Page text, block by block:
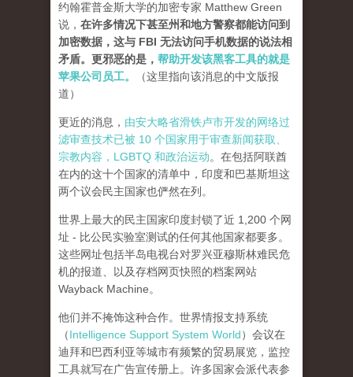
约翰霍普金斯大学的加密专家 Matthew Green
说， 在许多情况下甚至州和地方警察都能访问到
加密数据，这与 FBI 无法访问手机数据的说法相
矛盾。更邪恶的是， 帮助开发该黑客工具的就是
苹果公司员工。
（这里指向该消息的中文版报
道）
更近的消息， 由安大略省滑铁卢市开发的网络过
滤审查技术已被 10 个国家用于审查新闻获取、
宗教内容，LGBTQ 和政治运动。在包括阿联酋
在内的这十个国家的清单中，印度和巴基斯坦这
两个议会民主国家也俨然在列。
世界上最大的民主国家印度封锁了近 1,200 个网
址 - 比公民实验室测试的任何其他国家都要多。
这些网址包括半岛电视台对罗兴亚穆斯林难民危
机的报道、以及存档网页快照的档案网站
Wayback Machine。
他们并不掩饰这种合作。世界情报支持系统
（Intelligence Support System World）会议在
迪拜和巴西利亚等城市有频繁的贸易展览，监控
工具就写在广告宣传册上。许多国家会派代表参